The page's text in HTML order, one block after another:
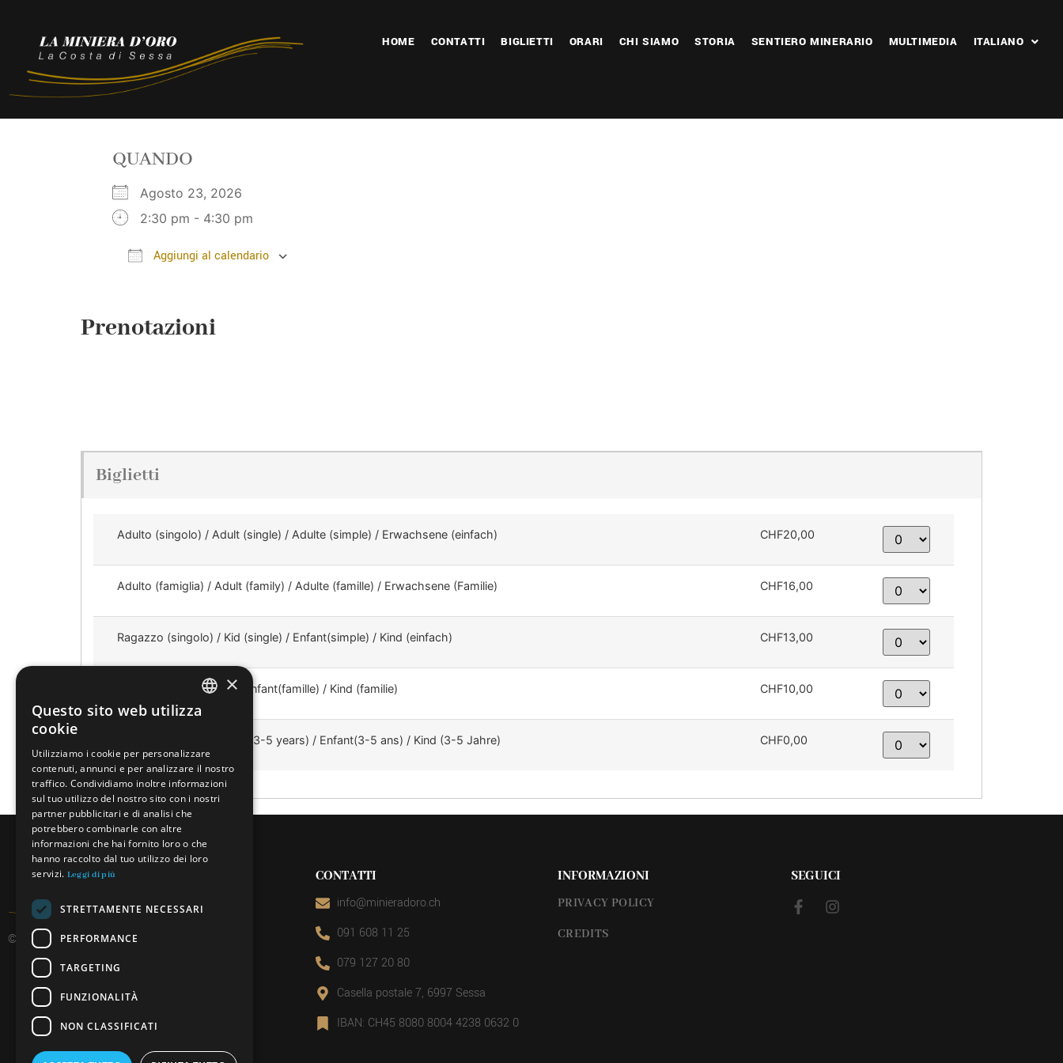
HOME CONTATTI BIGLIETTI ORARI CHI SIAMO STORIA SENTIERO MINERARIO MULTIMEDIA ITALIANO
QUANDO
Agosto 23, 2026
2:30 pm - 4:30 pm
Aggiungi al calendario
Prenotazioni
Biglietti
Adulto (singolo) / Adult (single) / Adulte (simple) / Erwachsene (einfach) CHF20,00
Adulto (famiglia) / Adult (family) / Adulte (famille) / Erwachsene (Familie) CHF16,00
Ragazzo (singolo) / Kid (single) / Enfant(simple) / Kind (einfach) CHF13,00
Ragazzo / Kid (family) / Enfant(famille) / Kind (familie) CHF10,00
Bambino (3-5 anni) / Kid (3-5 years) / Enfant(3-5 ans) / Kind (3-5 Jahre) CHF0,00
© 2026 Miniera d’oro di Sessa
CONTATTI
info@minieradoro.ch
091 608 11 25
079 127 20 80
Casella postale 7, 6997 Sessa
IBAN: CH45 8080 8004 4238 0632 0
INFORMAZIONI
PRIVACY POLICY
CREDITS
SEGUICI
GERMAN
ENGLISH
×
Questo sito web utilizza
cookie
Utilizziamo i cookie per personalizzare
contenuti, annunci e per analizzare il nostro
traffico. Condividiamo inoltre informazioni
sul tuo utilizzo del nostro sito con i nostri
partner pubblicitari e di analisi che
potrebbero combinarle con altre
informazioni che hai fornito loro o che
hanno raccolto dal tuo utilizzo dei loro
servizi. Leggi di più
STRETTAMENTE NECESSARI
PERFORMANCE
TARGETING
FUNZIONALITÀ
NON CLASSIFICATI